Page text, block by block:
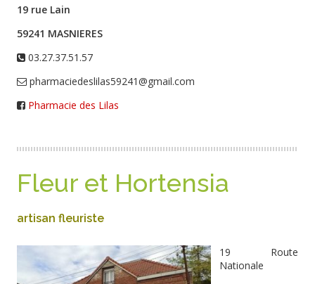
19 rue Lain
59241 MASNIERES
03.27.37.51.57
pharmaciedeslilas59241@gmail.com
Pharmacie des Lilas
Fleur et Hortensia
artisan fleuriste
19 Route
Nationale